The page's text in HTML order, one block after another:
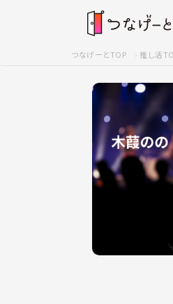
つなげーとTOP 推し活